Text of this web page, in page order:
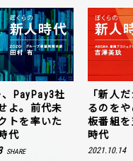
PayPay3社
よ。前代未
トを率いた
代
SHARE
「新人
るのをや
板番組
時代
2021.10.14